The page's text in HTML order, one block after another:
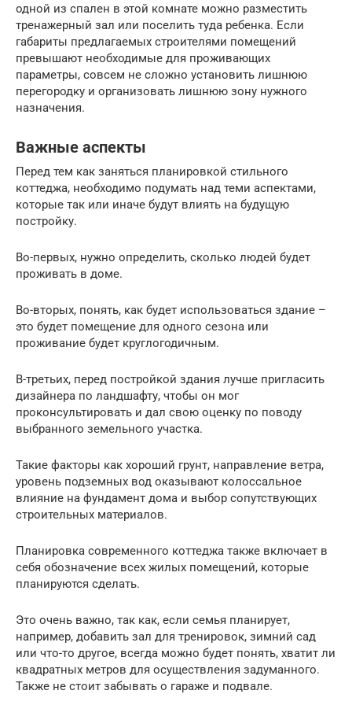
одной из спален в этой комнате можно разместить
тренажерный зал или поселить туда ребенка. Если
габариты предлагаемых строителями помещений
превышают необходимые для проживающих
параметры, совсем не сложно установить лишнюю
перегородку и организовать лишнюю зону нужного
назначения.
Важные аспекты
Перед тем как заняться планировкой стильного
коттеджа, необходимо подумать над теми аспектами,
которые так или иначе будут влиять на будущую
постройку.
Во-первых, нужно определить, сколько людей будет
проживать в доме.
Во-вторых, понять, как будет использоваться здание –
это будет помещение для одного сезона или
проживание будет круглогодичным.
В-третьих, перед постройкой здания лучше пригласить
дизайнера по ландшафту, чтобы он мог
проконсультировать и дал свою оценку по поводу
выбранного земельного участка.
Такие факторы как хороший грунт, направление ветра,
уровень подземных вод оказывают колоссальное
влияние на фундамент дома и выбор сопутствующих
строительных материалов.
Планировка современного коттеджа также включает в
себя обозначение всех жилых помещений, которые
планируются сделать.
Это очень важно, так как, если семья планирует,
например, добавить зал для тренировок, зимний сад
или что-то другое, всегда можно будет понять, хватит ли
квадратных метров для осуществления задуманного.
Также не стоит забывать о гараже и подвале.